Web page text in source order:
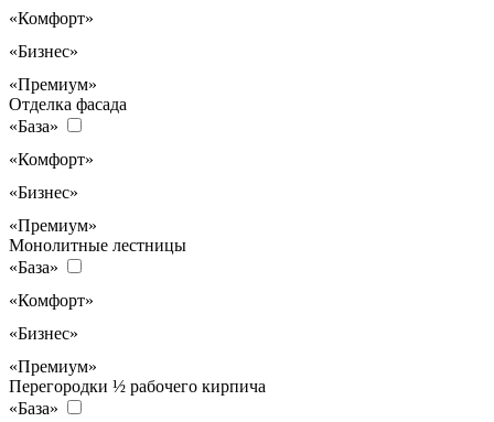
«Комфорт»
«Бизнес»
«Премиум»
Отделка фасада
«База»
«Комфорт»
«Бизнес»
«Премиум»
Монолитные лестницы
«База»
«Комфорт»
«Бизнес»
«Премиум»
Перегородки ½ рабочего кирпича
«База»